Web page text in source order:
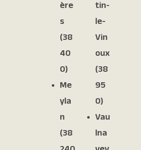
ère
s
(38
40
0)
Me
yla
n
(38
tin-
le-
Vin
oux
(38
95
0)
Vau
lna